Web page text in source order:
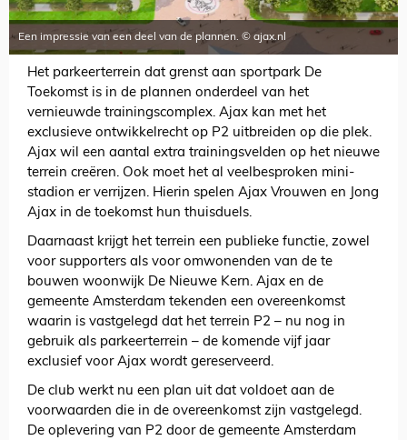
Een impressie van een deel van de plannen. © ajax.nl
Het parkeerterrein dat grenst aan sportpark De
Toekomst is in de plannen onderdeel van het
vernieuwde trainingscomplex. Ajax kan met het
exclusieve ontwikkelrecht op P2 uitbreiden op die plek.
Ajax wil een aantal extra trainingsvelden op het nieuwe
terrein creëren. Ook moet het al veelbesproken mini-
stadion er verrijzen. Hierin spelen Ajax Vrouwen en Jong
Ajax in de toekomst hun thuisduels.
Daarnaast krijgt het terrein een publieke functie, zowel
voor supporters als voor omwonenden van de te
bouwen woonwijk De Nieuwe Kern. Ajax en de
gemeente Amsterdam tekenden een overeenkomst
waarin is vastgelegd dat het terrein P2 – nu nog in
gebruik als parkeerterrein – de komende vijf jaar
exclusief voor Ajax wordt gereserveerd.
De club werkt nu een plan uit dat voldoet aan de
voorwaarden die in de overeenkomst zijn vastgelegd.
De oplevering van P2 door de gemeente Amsterdam